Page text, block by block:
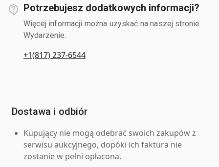
Potrzebujesz dodatkowych informacji?
Więcej informacji można uzyskać na naszej stronie
Wydarzenie.
+1(817) 237-6544
Dostawa i odbiór
Kupujący nie mogą odebrać swoich zakupów z
serwisu aukcyjnego, dopóki ich faktura nie
zostanie w pełni opłacona.